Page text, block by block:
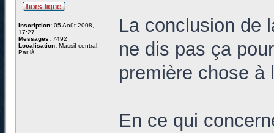
Inscription: 05 Août 2008,
17:27
Messages: 7492
Localisation: Massif central.
Par là.
La conclusion de
ne dis pas ça
première chose
En ce qui